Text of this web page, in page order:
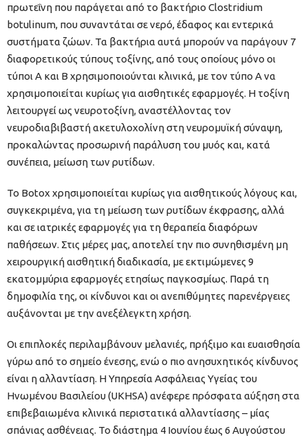
πρωτεΐνη που παράγεται από το βακτήριο Clostridium
botulinum, που συναντάται σε νερό, έδαφος και εντερικά
συστήματα ζώων. Τα βακτήρια αυτά μπορούν να παράγουν 7
διαφορετικούς τύπους τοξίνης, από τους οποίους μόνο οι
τύποι Α και Β χρησιμοποιούνται κλινικά, με τον τύπο Α να
χρησιμοποιείται κυρίως για αισθητικές εφαρμογές. Η τοξίνη
λειτουργεί ως νευροτοξίνη, αναστέλλοντας τον
νευροδιαβιβαστή ακετυλοχολίνη στη νευρομυϊκή σύναψη,
προκαλώντας προσωρινή παράλυση του μυός και, κατά
συνέπεια, μείωση των ρυτίδων.
Το Botox χρησιμοποιείται κυρίως για αισθητικούς λόγους και,
συγκεκριμένα, για τη μείωση των ρυτίδων έκφρασης, αλλά
και σε ιατρικές εφαρμογές για τη θεραπεία διαφόρων
παθήσεων. Στις μέρες μας, αποτελεί την πιο συνηθισμένη μη
χειρουργική αισθητική διαδικασία, με εκτιμώμενες 9
εκατομμύρια εφαρμογές ετησίως παγκοσμίως. Παρά τη
δημοφιλία της, οι κίνδυνοι και οι ανεπιθύμητες παρενέργειες
αυξάνονται με την ανεξέλεγκτη χρήση.
Οι επιπλοκές περιλαμβάνουν μελανιές, πρήξιμο και ευαισθησία
γύρω από το σημείο ένεσης, ενώ ο πιο ανησυχητικός κίνδυνος
είναι η αλλαντίαση. Η Υπηρεσία Ασφάλειας Υγείας του
Ηνωμένου Βασιλείου (UKHSA) ανέφερε πρόσφατα αύξηση στα
επιβεβαιωμένα κλινικά περιστατικά αλλαντίασης – μίας
σπάνιας ασθένειας. Το διάστημα 4 Ιουνίου έως 6 Αυγούστου